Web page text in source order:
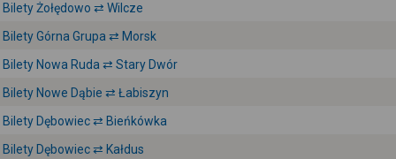
Bilety Żołędowo ⇄ Wilcze
Bilety Górna Grupa ⇄ Morsk
Bilety Nowa Ruda ⇄ Stary Dwór
Bilety Nowe Dąbie ⇄ Łabiszyn
Bilety Dębowiec ⇄ Bieńkówka
Bilety Dębowiec ⇄ Kałdus